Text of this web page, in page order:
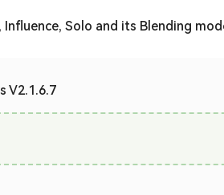
Solo and its Blending
V2.1.6.7